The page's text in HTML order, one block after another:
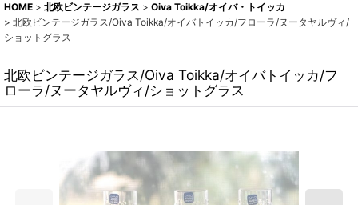
HOME > 北欧ビンテージガラス > Oiva Toikka/オイバ・トイッカ
> 北欧ビンテージガラス/Oiva Toikka/オイバトイッカ/フローラ/ヌータヤルヴィ/
ショットグラス
北欧ビンテージガラス/Oiva Toikka/オイバトイッカ/フ
ローラ/ヌータヤルヴィ/ショットグラス